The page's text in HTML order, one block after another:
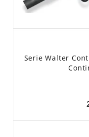
Serie Walter